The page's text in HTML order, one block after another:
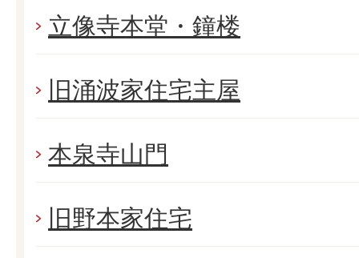
立像寺本堂・鐘楼
旧涌波家住宅主屋
本泉寺山門
旧野本家住宅